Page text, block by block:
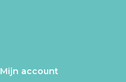
Mijn account